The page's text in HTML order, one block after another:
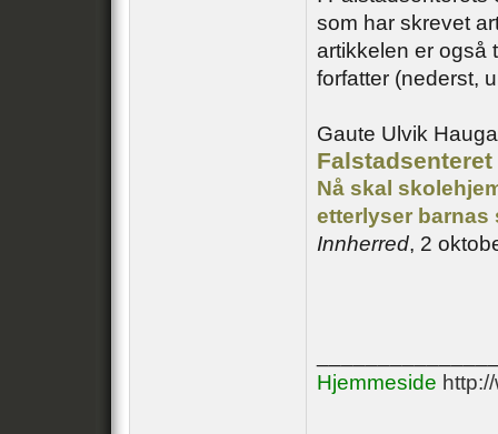
som har skrevet
artikkelen er også
forfatter (nederst,
Gaute Ulvik
Nå skal
etterlyser barnas
Innherred, 2
Hjemmeside